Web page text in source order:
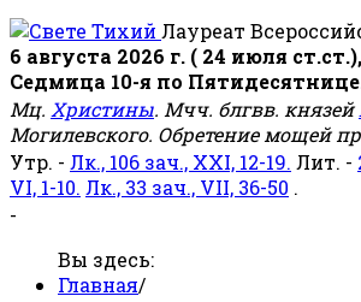
Лауреат
6 августа 2026 г. ( 24 июля
Седмица 10-я по
Мц. Христины. Мчч. блгвв. князей
Могилевского. Обретение мощей
Утр. - Лк., 106 зач., XXI, 12-19. Лит. -
VI, 1-10. Лк., 33 зач., VII, 36-50 .
-
Вы здесь:
Главная/